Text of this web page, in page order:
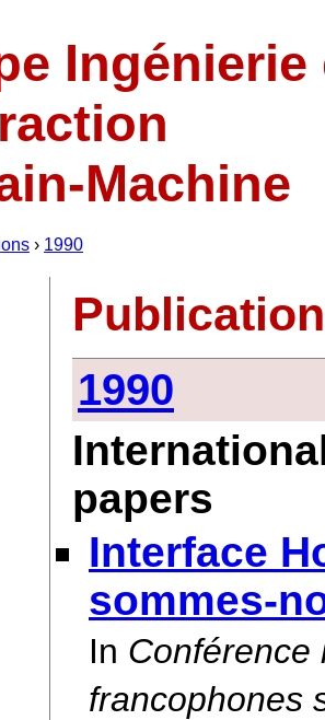
Ingénierie
Machine
› 1990
1990
papers
Interface
sommes-
In Conférence
francophones